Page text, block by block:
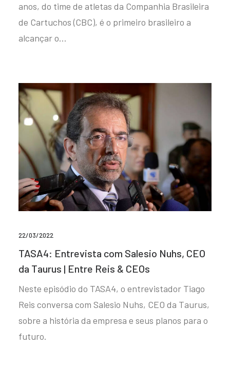
anos, do time de atletas da Companhia Brasileira
de Cartuchos (CBC), é o primeiro brasileiro a
alcançar o…
22/03/2022
TASA4: Entrevista com Salesio Nuhs, CEO
da Taurus | Entre Reis & CEOs
Neste episódio do TASA4, o entrevistador Tiago
Reis conversa com Salesio Nuhs, CEO da Taurus,
sobre a história da empresa e seus planos para o
futuro.